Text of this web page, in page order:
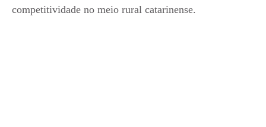
competitividade no meio rural catarinense.